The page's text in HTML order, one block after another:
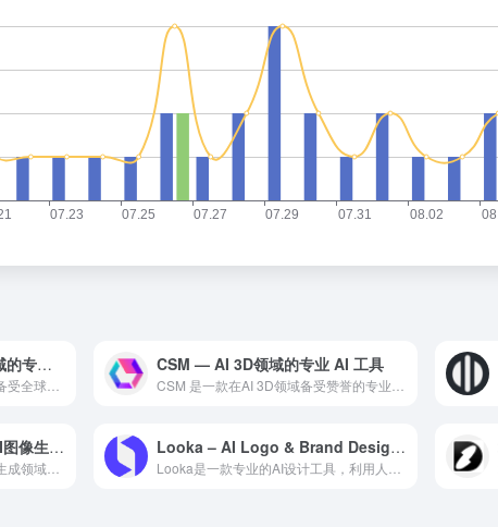
transpic — AI图像工具领域的专业 AI 工具 CSM — AI 3D领域的专业 AI 工具
Midjourney 中文版 —— AI图像生成领域的标杆工具 Looka – AI Logo & Brand Designer